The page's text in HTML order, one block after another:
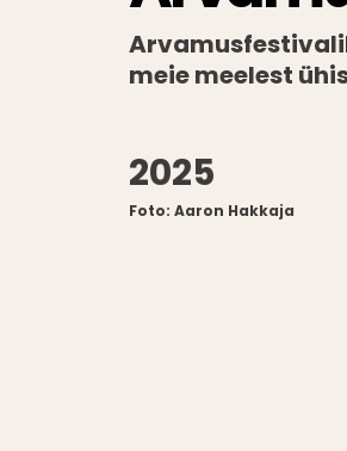
meie meelest
2025
Foto: Aaron Hakkaja